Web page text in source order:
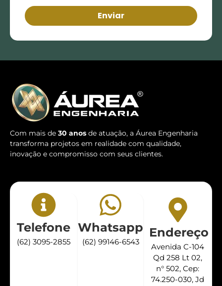
Enviar
Com mais de 30 anos de atuação, a Áurea Engenharia
transforma projetos em realidade com qualidade,
inovação e compromisso com seus clientes.
Telefone
(62) 3095-2855
Whatsapp
(62) 99146-6543
Endereço
Avenida C-104
Qd 258 Lt 02,
n° 502, Cep:
74.250-030, Jd